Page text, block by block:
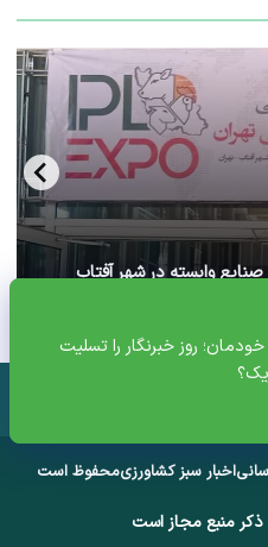
خودمان؛ روز خبرنگار را تسلیت
وابسته در شهر آفتاب
اخبار سبز کشاورزیمحفوظ است
ذکر منبع مجاز است